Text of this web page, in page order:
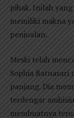
pihak. Inilah
memiliki makna
penjualan.
Meski telah
Sophia Ratnasari
panjang. Dia
terdengar
membuatnya